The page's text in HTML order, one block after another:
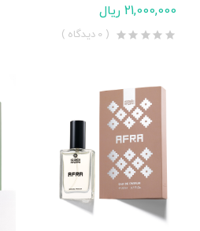
21,000,000 ریال
( 0 دیدگاه )